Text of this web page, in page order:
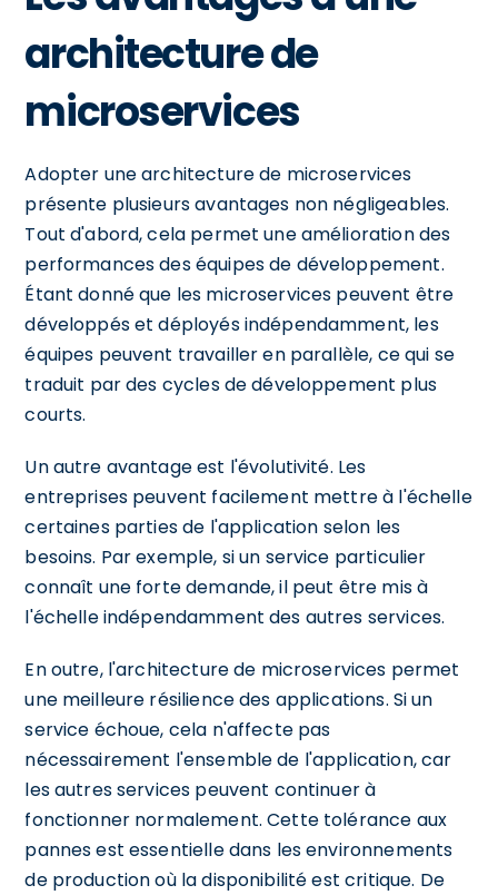
architecture de
microservices
Adopter une architecture de microservices
présente plusieurs avantages non négligeables.
Tout d'abord, cela permet une amélioration des
performances des équipes de développement.
Étant donné que les microservices peuvent être
développés et déployés indépendamment, les
équipes peuvent travailler en parallèle, ce qui se
traduit par des cycles de développement plus
courts.
Un autre avantage est l'évolutivité. Les
entreprises peuvent facilement mettre à l'échelle
certaines parties de l'application selon les
besoins. Par exemple, si un service particulier
connaît une forte demande, il peut être mis à
l'échelle indépendamment des autres services.
En outre, l'architecture de microservices permet
une meilleure résilience des applications. Si un
service échoue, cela n'affecte pas
nécessairement l'ensemble de l'application, car
les autres services peuvent continuer à
fonctionner normalement. Cette tolérance aux
pannes est essentielle dans les environnements
de production où la disponibilité est critique. De